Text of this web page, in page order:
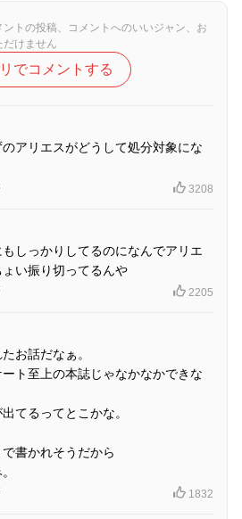
トの投稿、コメントへのいいジャン、お
だけません
でコメントする
アリエスがどうして処分対象にな
3208
しっかりしてるのになんでアリエ
い振り切ってるんや
2205
お話だなぁ。
ト至上の本誌じゃなかなかできな
てるってとこかな。
書かれそうだから
1832